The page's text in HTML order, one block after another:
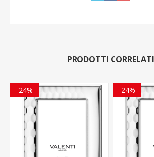
PRODOTTI CORRELATI
-24% -24%